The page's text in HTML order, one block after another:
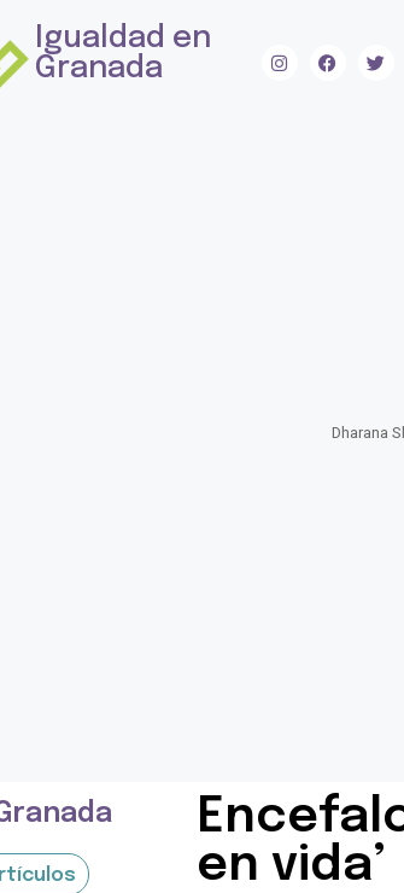
Igualdad en
Granada
Dharana
en vida’